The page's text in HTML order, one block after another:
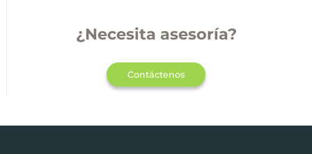
¿Necesita asesoría?
Contáctenos